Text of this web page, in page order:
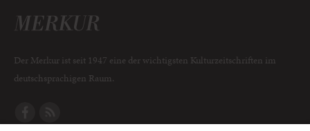
Der Merkur ist seit 1947 eine der wichtigsten Kulturzeitschriften im
deutschsprachigen Raum.